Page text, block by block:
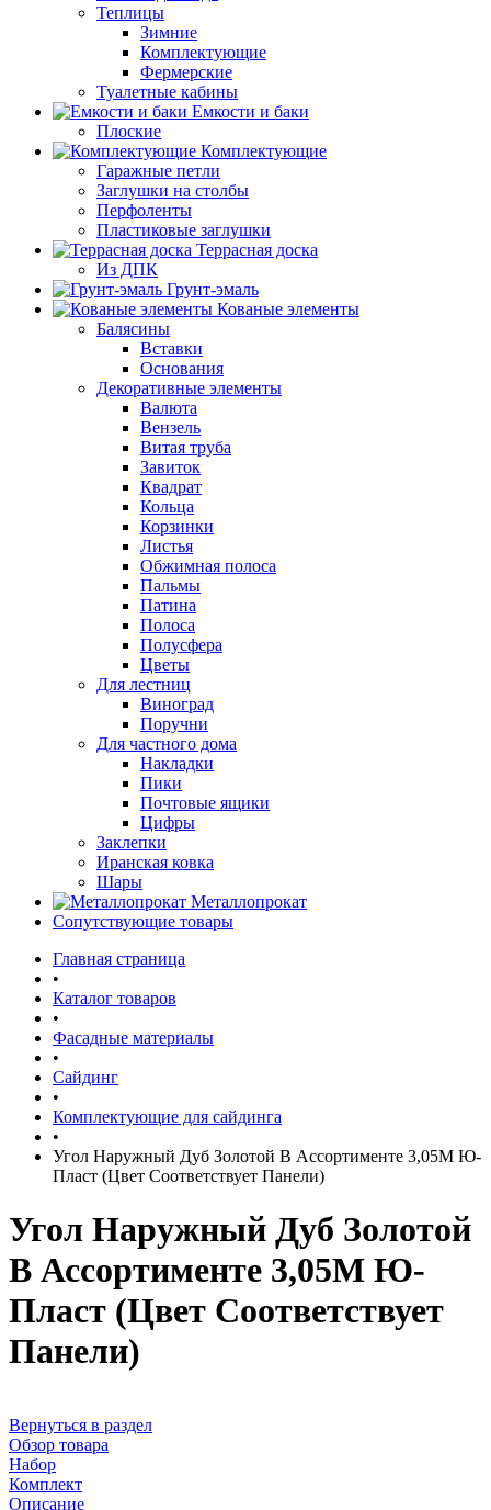
Теплицы
Зимние
Комплектующие
Фермерские
Туалетные кабины
Емкости и баки
Плоские
Комплектующие
Гаражные петли
Заглушки на столбы
Перфоленты
Пластиковые заглушки
Террасная доска
Из ДПК
Грунт-эмаль
Кованые элементы
Балясины
Вставки
Основания
Декоративные элементы
Валюта
Вензель
Витая труба
Завиток
Квадрат
Кольца
Корзинки
Листья
Обжимная полоса
Пальмы
Патина
Полоса
Полусфера
Цветы
Для лестниц
Виноград
Поручни
Для частного дома
Накладки
Пики
Почтовые ящики
Цифры
Заклепки
Иранская ковка
Шары
Металлопрокат
Сопутствующие товары
Главная страница
•
Каталог товаров
•
Фасадные материалы
•
Сайдинг
•
Комплектующие для сайдинга
•
Угол Наружный Дуб Золотой В Ассортименте 3,05М Ю-
Пласт (Цвет Соответствует Панели)
Угол Наружный Дуб Золотой
В Ассортименте 3,05М Ю-
Пласт (Цвет Соответствует
Панели)
Вернуться в раздел
Обзор товара
Набор
Комплект
Описание